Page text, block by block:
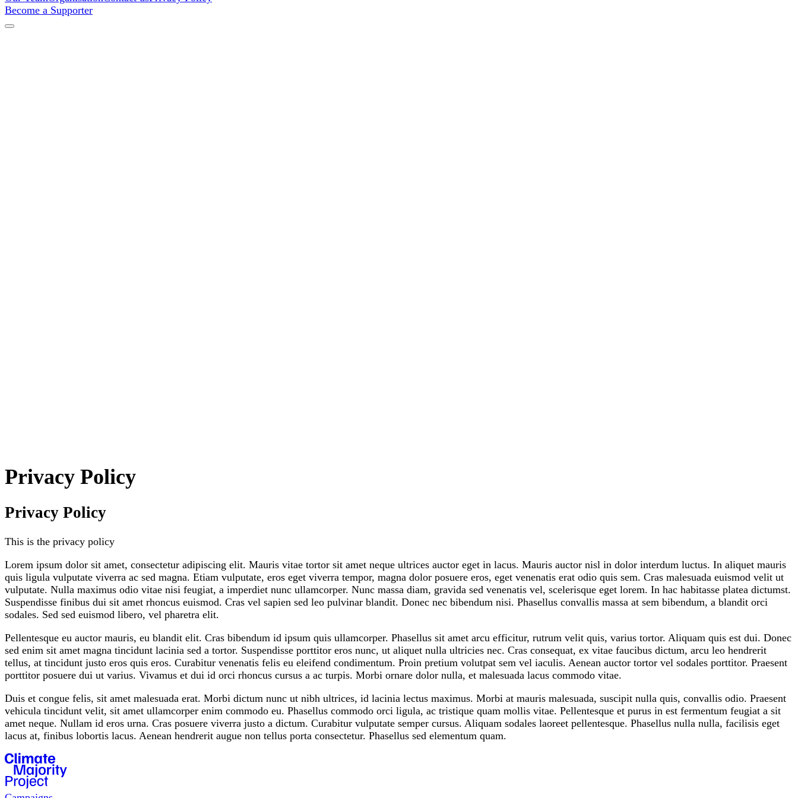
Become a Supporter
Privacy Policy
Privacy Policy
This is the privacy policy
Lorem ipsum dolor sit amet, consectetur adipiscing elit. Mauris vitae tortor sit amet neque ultrices auctor eget in lacus. Mauris auctor nisl in dolor interdum luctus. In aliquet mauris
quis ligula vulputate viverra ac sed magna. Etiam vulputate, eros eget viverra tempor, magna dolor posuere eros, eget venenatis erat odio quis sem. Cras malesuada euismod velit ut
vulputate. Nulla maximus odio vitae nisi feugiat, a imperdiet nunc ullamcorper. Nunc massa diam, gravida sed venenatis vel, scelerisque eget lorem. In hac habitasse platea dictumst.
Suspendisse finibus dui sit amet rhoncus euismod. Cras vel sapien sed leo pulvinar blandit. Donec nec bibendum nisi. Phasellus convallis massa at sem bibendum, a blandit orci
sodales. Sed sed euismod libero, vel pharetra elit.
Pellentesque eu auctor mauris, eu blandit elit. Cras bibendum id ipsum quis ullamcorper. Phasellus sit amet arcu efficitur, rutrum velit quis, varius tortor. Aliquam quis est dui. Donec
sed enim sit amet magna tincidunt lacinia sed a tortor. Suspendisse porttitor eros nunc, ut aliquet nulla ultricies nec. Cras consequat, ex vitae faucibus dictum, arcu leo hendrerit
tellus, at tincidunt justo eros quis eros. Curabitur venenatis felis eu eleifend condimentum. Proin pretium volutpat sem vel iaculis. Aenean auctor tortor vel sodales porttitor. Praesent
porttitor posuere dui ut varius. Vivamus et dui id orci rhoncus cursus a ac turpis. Morbi ornare dolor nulla, et malesuada lacus commodo vitae.
Duis et congue felis, sit amet malesuada erat. Morbi dictum nunc ut nibh ultrices, id lacinia lectus maximus. Morbi at mauris malesuada, suscipit nulla quis, convallis odio. Praesent
vehicula tincidunt velit, sit amet ullamcorper enim commodo eu. Phasellus commodo orci ligula, ac tristique quam mollis vitae. Pellentesque et purus in est fermentum feugiat a sit
amet neque. Nullam id eros urna. Cras posuere viverra justo a dictum. Curabitur vulputate semper cursus. Aliquam sodales laoreet pellentesque. Phasellus nulla nulla, facilisis eget
lacus at, finibus lobortis lacus. Aenean hendrerit augue non tellus porta consectetur. Phasellus sed elementum quam.